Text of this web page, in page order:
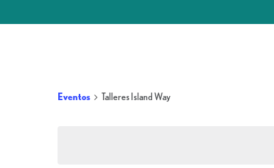
Eventos Talleres Island Way